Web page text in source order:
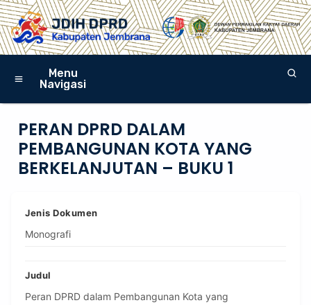
Menu
Navigasi
PERAN DPRD DALAM
PEMBANGUNAN KOTA YANG
BERKELANJUTAN – BUKU 1
Jenis Dokumen
Monografi
Judul
Peran DPRD dalam Pembangunan Kota yang